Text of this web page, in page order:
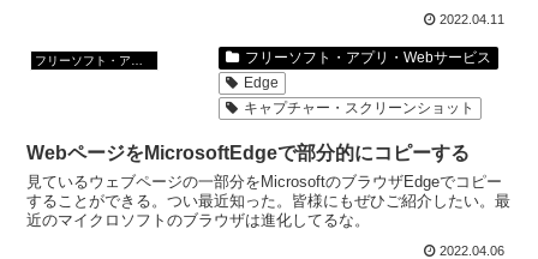
2022.04.11
フリーソフト・アプリ・Webサービス
フリーソフト・アプリ・Webサービス
Edge
キャプチャー・スクリーンショット
WebページをMicrosoftEdgeで部分的にコピーする
見ているウェブページの一部分をMicrosoftのブラウザEdgeでコピー
することができる。つい最近知った。皆様にもぜひご紹介したい。最
近のマイクロソフトのブラウザは進化してるな。
2022.04.06